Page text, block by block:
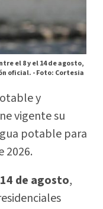
el 8 y el 14 de agosto,
oficial. -Foto: Cortesia
y
vigente su
potable para
2026.
de agosto,